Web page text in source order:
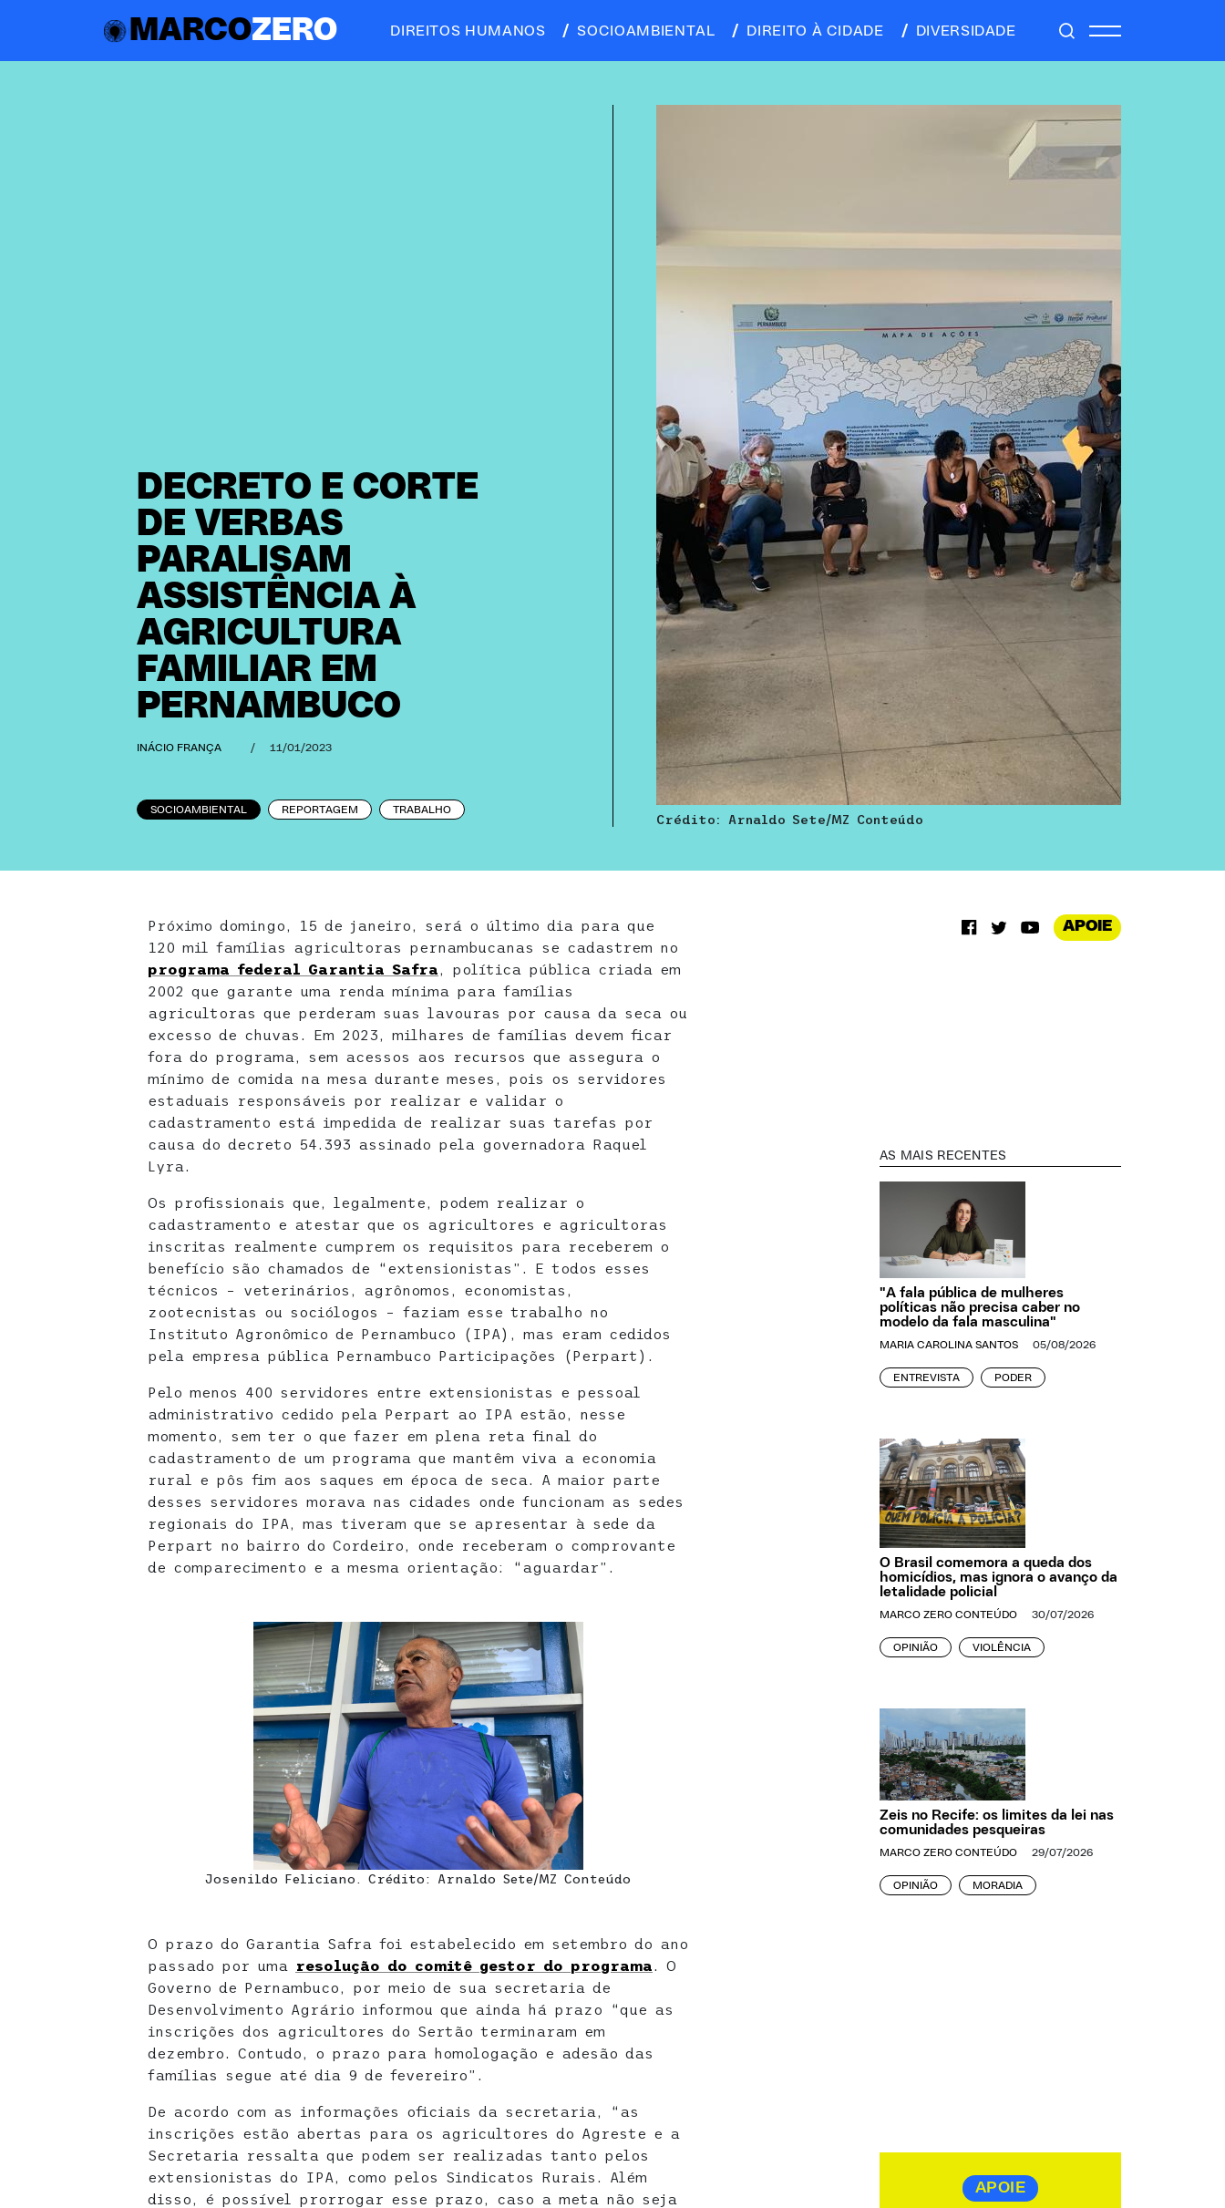
MARCOZERO DIREITOS HUMANOS SOCIOAMBIENTAL DIREITO À CIDADE DIVERSIDADE
DECRETO E CORTE
DE VERBAS
PARALISAM
ASSISTÊNCIA À
AGRICULTURA
FAMILIAR EM
PERNAMBUCO
INÁCIO FRANÇA / 11/01/2023
SOCIOAMBIENTAL REPORTAGEM TRABALHO
Crédito: Arnaldo Sete/MZ Conteúdo
Próximo domingo, 15 de janeiro, será o último dia para que
120 mil famílias agricultoras pernambucanas se cadastrem no
programa federal Garantia Safra, política pública criada em
2002 que garante uma renda mínima para famílias
agricultoras que perderam suas lavouras por causa da seca ou
excesso de chuvas. Em 2023, milhares de famílias devem ficar
fora do programa, sem acessos aos recursos que assegura o
mínimo de comida na mesa durante meses, pois os servidores
estaduais responsáveis por realizar e validar o
cadastramento está impedida de realizar suas tarefas por
causa do decreto 54.393 assinado pela governadora Raquel
Lyra.
Os profissionais que, legalmente, podem realizar o
cadastramento e atestar que os agricultores e agricultoras
inscritas realmente cumprem os requisitos para receberem o
benefício são chamados de “extensionistas”. E todos esses
técnicos – veterinários, agrônomos, economistas,
zootecnistas ou sociólogos – faziam esse trabalho no
Instituto Agronômico de Pernambuco (IPA), mas eram cedidos
pela empresa pública Pernambuco Participações (Perpart).
Pelo menos 400 servidores entre extensionistas e pessoal
administrativo cedido pela Perpart ao IPA estão, nesse
momento, sem ter o que fazer em plena reta final do
cadastramento de um programa que mantêm viva a economia
rural e pôs fim aos saques em época de seca. A maior parte
desses servidores morava nas cidades onde funcionam as sedes
regionais do IPA, mas tiveram que se apresentar à sede da
Perpart no bairro do Cordeiro, onde receberam o comprovante
de comparecimento e a mesma orientação: “aguardar”.
Josenildo Feliciano. Crédito: Arnaldo Sete/MZ Conteúdo
O prazo do Garantia Safra foi estabelecido em setembro do ano
passado por uma
resolução do comitê gestor do programa
. O
Governo de Pernambuco, por meio de sua secretaria de
Desenvolvimento Agrário informou que ainda há prazo “que as
inscrições dos agricultores do Sertão terminaram em
dezembro. Contudo, o prazo para homologação e adesão das
famílias segue até dia 9 de fevereiro”.
De acordo com as informações oficiais da secretaria, “as
inscrições estão abertas para os agricultores do Agreste e a
Secretaria ressalta que podem ser realizadas tanto pelos
extensionistas do IPA, como pelos Sindicatos Rurais. Além
disso, é possível prorrogar esse prazo, caso a meta não seja
APOIE
AS MAIS RECENTES
"A fala pública de mulheres
políticas não precisa caber no
modelo da fala masculina"
MARIA CAROLINA SANTOS 05/08/2026
ENTREVISTA PODER
O Brasil comemora a queda dos
homicídios, mas ignora o avanço da
letalidade policial
MARCO ZERO CONTEÚDO 30/07/2026
OPINIÃO VIOLÊNCIA
Zeis no Recife: os limites da lei nas
comunidades pesqueiras
MARCO ZERO CONTEÚDO 29/07/2026
OPINIÃO MORADIA
APOIE